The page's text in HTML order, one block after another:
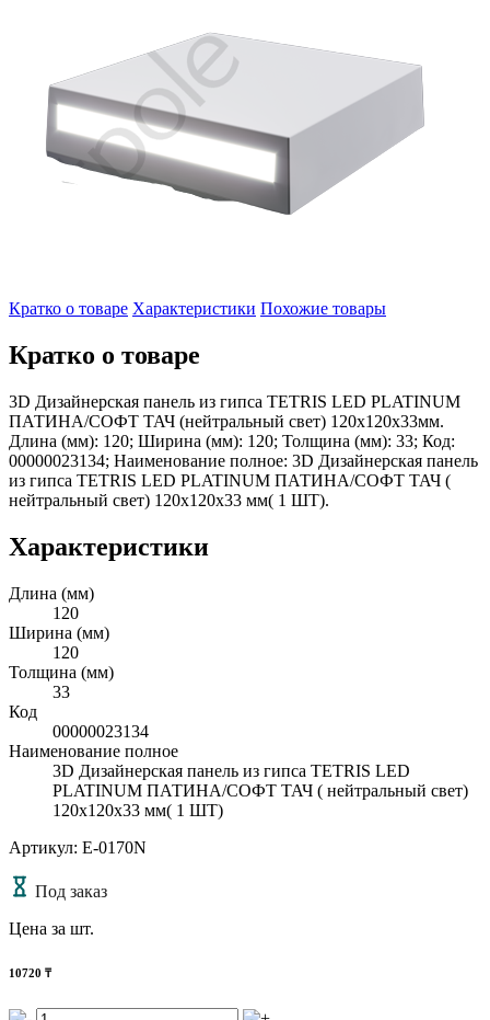
Кратко о товаре Характеристики Похожие товары
Кратко о товаре
3D Дизайнерская панель из гипса TETRIS LED PLATINUM
ПАТИНА/СОФТ ТАЧ (нейтральный свет) 120x120x33мм.
Длина (мм): 120; Ширина (мм): 120; Толщина (мм): 33; Код:
00000023134; Наименование полное: 3D Дизайнерская панель
из гипса TETRIS LED PLATINUM ПАТИНА/СОФТ ТАЧ (
нейтральный свет) 120x120x33 мм( 1 ШТ).
Характеристики
Длина (мм)
120
Ширина (мм)
120
Толщина (мм)
33
Код
00000023134
Наименование полное
3D Дизайнерская панель из гипса TETRIS LED
PLATINUM ПАТИНА/СОФТ ТАЧ ( нейтральный свет)
120x120x33 мм( 1 ШТ)
Артикул: E-0170N
Под заказ
Цена за шт.
10720 ₸